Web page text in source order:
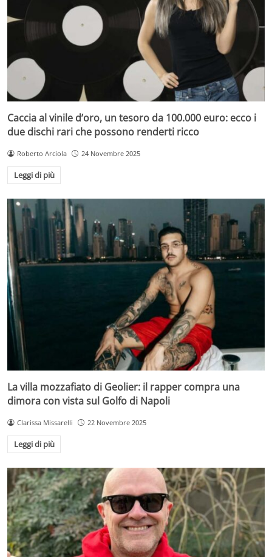
Caccia al vinile d’oro, un tesoro da 100.000 euro: ecco i
due dischi rari che possono renderti ricco
Roberto Arciola 24 Novembre 2025
Leggi di più
La villa mozzafiato di Geolier: il rapper compra una
dimora con vista sul Golfo di Napoli
Clarissa Missarelli 22 Novembre 2025
Leggi di più